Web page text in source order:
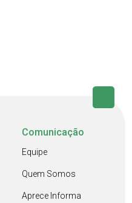
Comunicação
Equipe
Quem Somos
Aprece Informa